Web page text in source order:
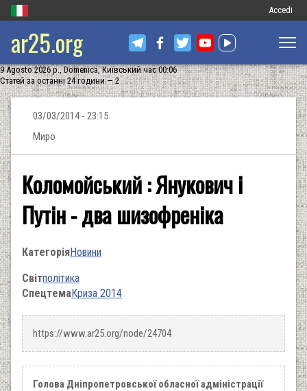
Меню
запису
Accedi
ar25.org
9 Agosto 2026 р., Domenica, Київський час 00:06
Статей за останні 24 години — 2
03/03/2014 - 23:15
Миро
Коломойський : Янукович і
Путін - два шизофреніка
КатегоріяНовини
Світполітика
СпецтемаКриза 2014
https://www.ar25.org/node/24704
Голова Дніпропетровської обласної адміністрації